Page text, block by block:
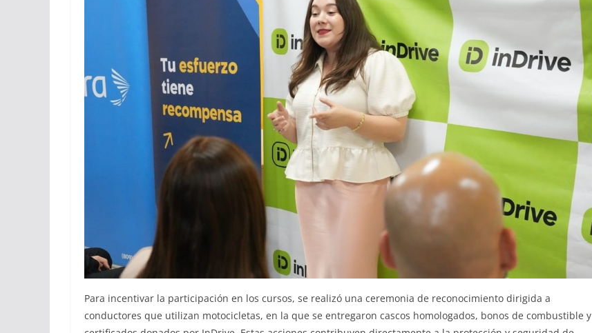
Para incentivar la participación en los cursos, se realizó una ceremonia de reconocimiento dirigida a
conductores que utilizan motocicletas, en la que se entregaron cascos homologados, bonos de combustible y